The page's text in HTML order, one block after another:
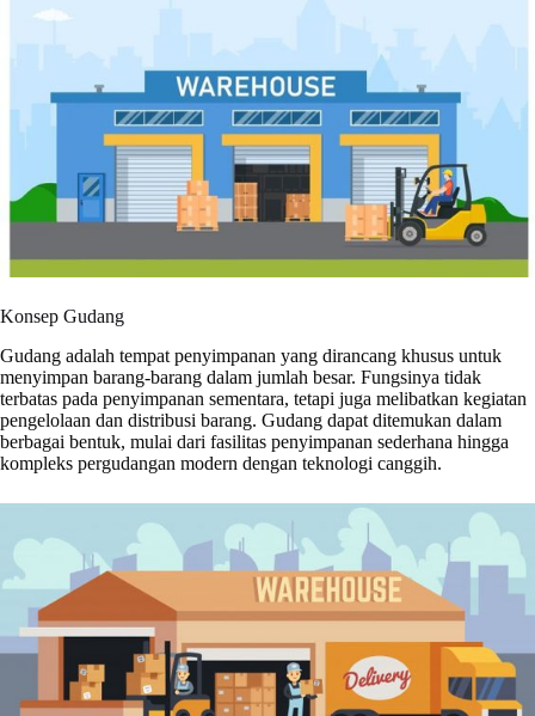
Konsep Gudang
Gudang adalah tempat penyimpanan yang dirancang khusus untuk
menyimpan barang-barang dalam jumlah besar. Fungsinya tidak
terbatas pada penyimpanan sementara, tetapi juga melibatkan kegiatan
pengelolaan dan distribusi barang. Gudang dapat ditemukan dalam
berbagai bentuk, mulai dari fasilitas penyimpanan sederhana hingga
kompleks pergudangan modern dengan teknologi canggih.